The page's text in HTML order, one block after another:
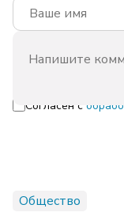
Согласен с
Общество